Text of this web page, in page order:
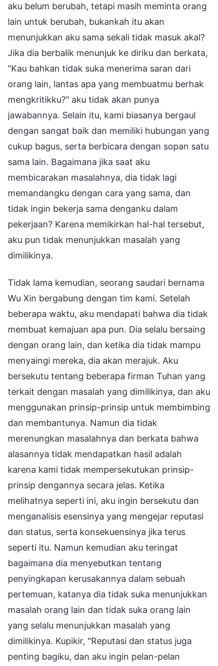
aku belum berubah, tetapi masih meminta orang
lain untuk berubah, bukankah itu akan
menunjukkan aku sama sekali tidak masuk akal?
Jika dia berbalik menunjuk ke diriku dan berkata,
"Kau bahkan tidak suka menerima saran dari
orang lain, lantas apa yang membuatmu berhak
mengkritikku?" aku tidak akan punya
jawabannya. Selain itu, kami biasanya bergaul
dengan sangat baik dan memiliki hubungan yang
cukup bagus, serta berbicara dengan sopan satu
sama lain. Bagaimana jika saat aku
membicarakan masalahnya, dia tidak lagi
memandangku dengan cara yang sama, dan
tidak ingin bekerja sama denganku dalam
pekerjaan? Karena memikirkan hal-hal tersebut,
aku pun tidak menunjukkan masalah yang
dimilikinya.
Tidak lama kemudian, seorang saudari bernama
Wu Xin bergabung dengan tim kami. Setelah
beberapa waktu, aku mendapati bahwa dia tidak
membuat kemajuan apa pun. Dia selalu bersaing
dengan orang lain, dan ketika dia tidak mampu
menyaingi mereka, dia akan merajuk. Aku
bersekutu tentang beberapa firman Tuhan yang
terkait dengan masalah yang dimilikinya, dan aku
menggunakan prinsip-prinsip untuk membimbing
dan membantunya. Namun dia tidak
merenungkan masalahnya dan berkata bahwa
alasannya tidak mendapatkan hasil adalah
karena kami tidak mempersekutukan prinsip-
prinsip dengannya secara jelas. Ketika
melihatnya seperti ini, aku ingin bersekutu dan
menganalisis esensinya yang mengejar reputasi
dan status, serta konsekuensinya jika terus
seperti itu. Namun kemudian aku teringat
bagaimana dia menyebutkan tentang
penyingkapan kerusakannya dalam sebuah
pertemuan, katanya dia tidak suka menunjukkan
masalah orang lain dan tidak suka orang lain
yang selalu menunjukkan masalah yang
dimilikinya. Kupikir, "Reputasi dan status juga
penting bagiku, dan aku ingin pelan-pelan